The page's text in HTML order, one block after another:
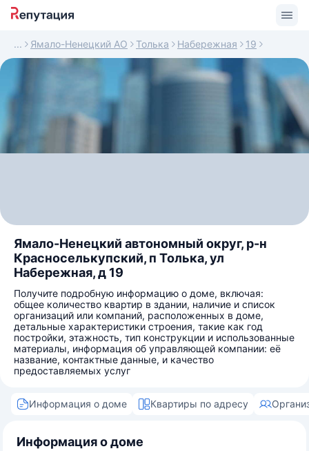
Ямало-Ненецкий АО Толька Набережная 19
Ямало-Ненецкий автономный округ, р-н
Красноселькупский, п Толька, ул
Набережная, д 19
Получите подробную информацию о доме, включая:
общее количество квартир в здании, наличие и список
организаций или компаний, расположенных в доме,
детальные характеристики строения, такие как год
постройки, этажность, тип конструкции и использованные
материалы, информация об управляющей компании: её
название, контактные данные, и качество
предоставляемых услуг
Информация о доме Квартиры по адресу
Информация о доме